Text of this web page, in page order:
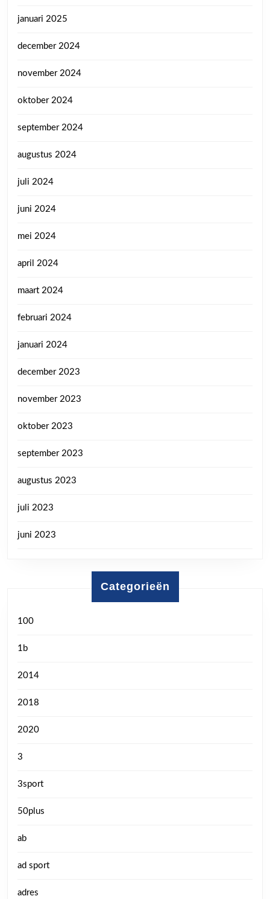
januari 2025
december 2024
november 2024
oktober 2024
september 2024
augustus 2024
juli 2024
juni 2024
mei 2024
april 2024
maart 2024
februari 2024
januari 2024
december 2023
november 2023
oktober 2023
september 2023
augustus 2023
juli 2023
juni 2023
Categorieën
100
1b
2014
2018
2020
3
3sport
50plus
ab
ad sport
adres